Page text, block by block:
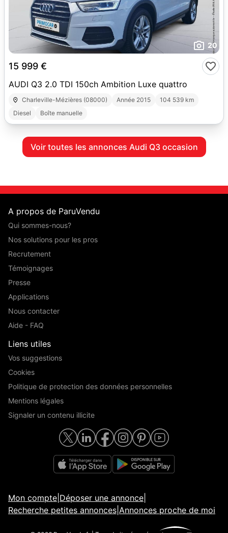
20
15 999 €
AUDI Q3 2.0 TDI 150ch Ambition Luxe quattro
Charleville-Mézières (08000) Année 2015
104 539 km
Diesel
Boîte manuelle
Voir toutes les annonces Audi Q3 occasion
A propos de ParuVendu
Qui sommes-nous?
Nos solutions pour les pros
Recrutement
Témoignages
Presse
Applications
Nous contacter
Aide - FAQ
Liens utiles
Vos suggestions
Cookies
Politique de protection des données personnelles
Mentions légales
Signaler un contenu illicite
Mon compte Déposer une annonce
Recherche petites annonces Annonces proche de moi